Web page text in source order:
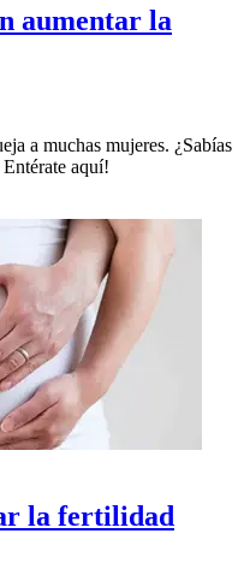
aumentar la
a muchas mujeres. ¿Sabías
aquí!
la fertilidad